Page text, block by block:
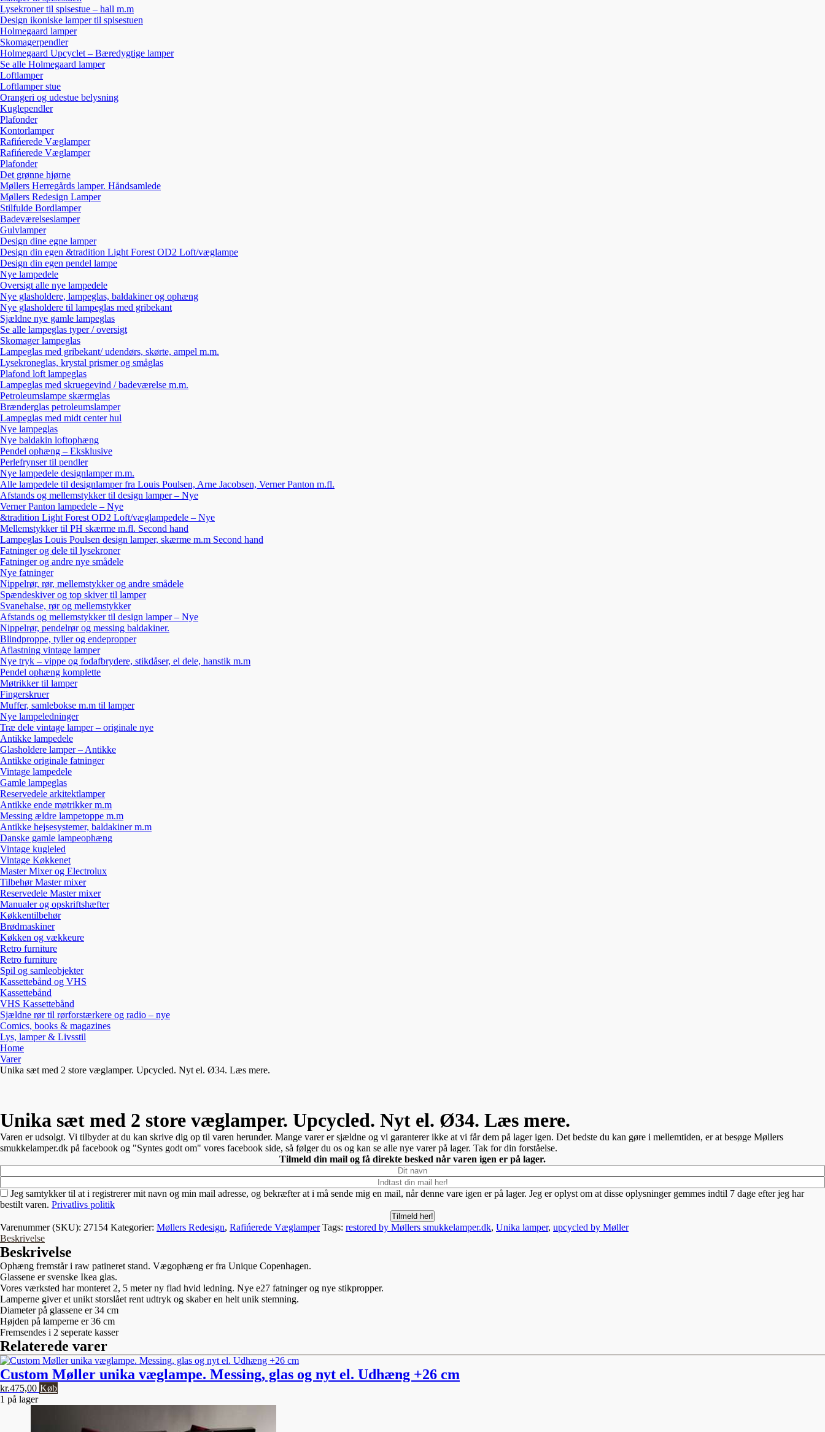
Lysekroner til spisestue – hall m.m
Design ikoniske lamper til spisestuen
Holmegaard lamper
Skomagerpendler
Holmegaard Upcyclet – Bæredygtige lamper
Se alle Holmegaard lamper
Loftlamper
Loftlamper stue
Orangeri og udestue belysning
Kuglependler
Plafonder
Kontorlamper
Rafińerede Væglamper
Rafińerede Væglamper
Plafonder
Det grønne hjørne
Møllers Herregårds lamper. Håndsamlede
Møllers Redesign Lamper
Stilfulde Bordlamper
Badeværelseslamper
Gulvlamper
Design dine egne lamper
Design din egen &tradition Light Forest OD2 Loft/væglampe
Design din egen pendel lampe
Nye lampedele
Oversigt alle nye lampedele
Nye glasholdere, lampeglas, baldakiner og ophæng
Nye glasholdere til lampeglas med gribekant
Sjældne nye gamle lampeglas
Se alle lampeglas typer / oversigt
Skomager lampeglas
Lampeglas med gribekant/ udendørs, skørte, ampel m.m.
Lysekroneglas, krystal prismer og småglas
Plafond loft lampeglas
Lampeglas med skruegevind / badeværelse m.m.
Petroleumslampe skærmglas
Brænderglas petroleumslamper
Lampeglas med midt center hul
Nye lampeglas
Nye baldakin loftophæng
Pendel ophæng – Eksklusive
Perlefrynser til pendler
Nye lampedele designlamper m.m.
Alle lampedele til designlamper fra Louis Poulsen, Arne Jacobsen, Verner Panton m.fl.
Afstands og mellemstykker til design lamper – Nye
Verner Panton lampedele – Nye
&tradition Light Forest OD2 Loft/væglampedele – Nye
Mellemstykker til PH skærme m.fl. Second hand
Lampeglas Louis Poulsen design lamper, skærme m.m Second hand
Fatninger og dele til lysekroner
Fatninger og andre nye smådele
Nye fatninger
Nippelrør, rør, mellemstykker og andre smådele
Spændeskiver og top skiver til lamper
Svanehalse, rør og mellemstykker
Afstands og mellemstykker til design lamper – Nye
Nippelrør, pendelrør og messing baldakiner.
Blindproppe, tyller og endepropper
Aflastning vintage lamper
Nye tryk – vippe og fodafbrydere, stikdåser, el dele, hanstik m.m
Pendel ophæng komplette
Møtrikker til lamper
Fingerskruer
Muffer, samlebokse m.m til lamper
Nye lampeledninger
Træ dele vintage lamper – originale nye
Antikke lampedele
Glasholdere lamper – Antikke
Antikke originale fatninger
Vintage lampedele
Gamle lampeglas
Reservedele arkitektlamper
Antikke ende møtrikker m.m
Messing ældre lampetoppe m.m
Antikke hejsesystemer, baldakiner m.m
Danske gamle lampeophæng
Vintage kugleled
Vintage Køkkenet
Master Mixer og Electrolux
Tilbehør Master mixer
Reservedele Master mixer
Manualer og opskriftshæfter
Køkkentilbehør
Brødmaskiner
Køkken og vækkeure
Retro furniture
Retro furniture
Spil og samleobjekter
Kassettebånd og VHS
Kassettebånd
VHS Kassettebånd
Sjældne rør til rørforstærkere og radio – nye
Comics, books & magazines
Lys, lamper & Livsstil
Home
Varer
Unika sæt med 2 store væglamper. Upcycled. Nyt el. Ø34. Læs mere.
Unika sæt med 2 store væglamper. Upcycled. Nyt el. Ø34. Læs mere.
Varen er udsolgt. Vi tilbyder at du kan skrive dig op til varen herunder. Mange varer er sjældne og vi garanterer ikke at vi får dem på lager igen. Det bedste du kan gøre i mellemtiden, er at besøge Møllers
smukkelamper.dk på facebook og "Syntes godt om" vores facebook side, så følger du os og kan se alle nye varer på lager. Tak for din forståelse.
Tilmeld din mail og få direkte besked når varen igen er på lager.
Jeg samtykker til at i registrerer mit navn og min mail adresse, og bekræfter at i må sende mig en mail, når denne vare igen er på lager. Jeg er oplyst om at disse oplysninger gemmes indtil 7 dage efter jeg har
bestilt varen. Privatlivs politik
Tilmeld her!
Varenummer (SKU): 27154 Kategorier: Møllers Redesign, Rafińerede Væglamper Tags: restored by Møllers smukkelamper.dk, Unika lamper, upcycled by Møller
Beskrivelse
Beskrivelse
Ophæng fremstår i raw patineret stand. Vægophæng er fra Unique Copenhagen.
Glassene er svenske Ikea glas.
Vores værksted har monteret 2, 5 meter ny flad hvid ledning. Nye e27 fatninger og nye stikpropper.
Lamperne giver et unikt storslået rent udtryk og skaber en helt unik stemning.
Diameter på glassene er 34 cm
Højden på lamperne er 36 cm
Fremsendes i 2 seperate kasser
Relaterede varer
Custom Møller unika væglampe. Messing, glas og nyt el. Udhæng +26 cm
kr.475,00 Køb
1 på lager